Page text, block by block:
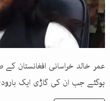
عمر خالد خراسانی افغانستان
ہوگئے جب ان کی گاڑی ایک